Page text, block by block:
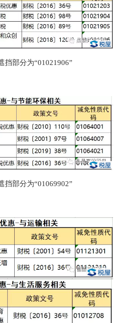
部分为“01021906”
部分为“01069902”